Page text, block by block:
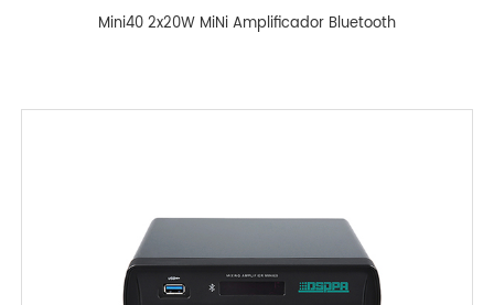
Mini40 2x20W MiNi Amplificador Bluetooth